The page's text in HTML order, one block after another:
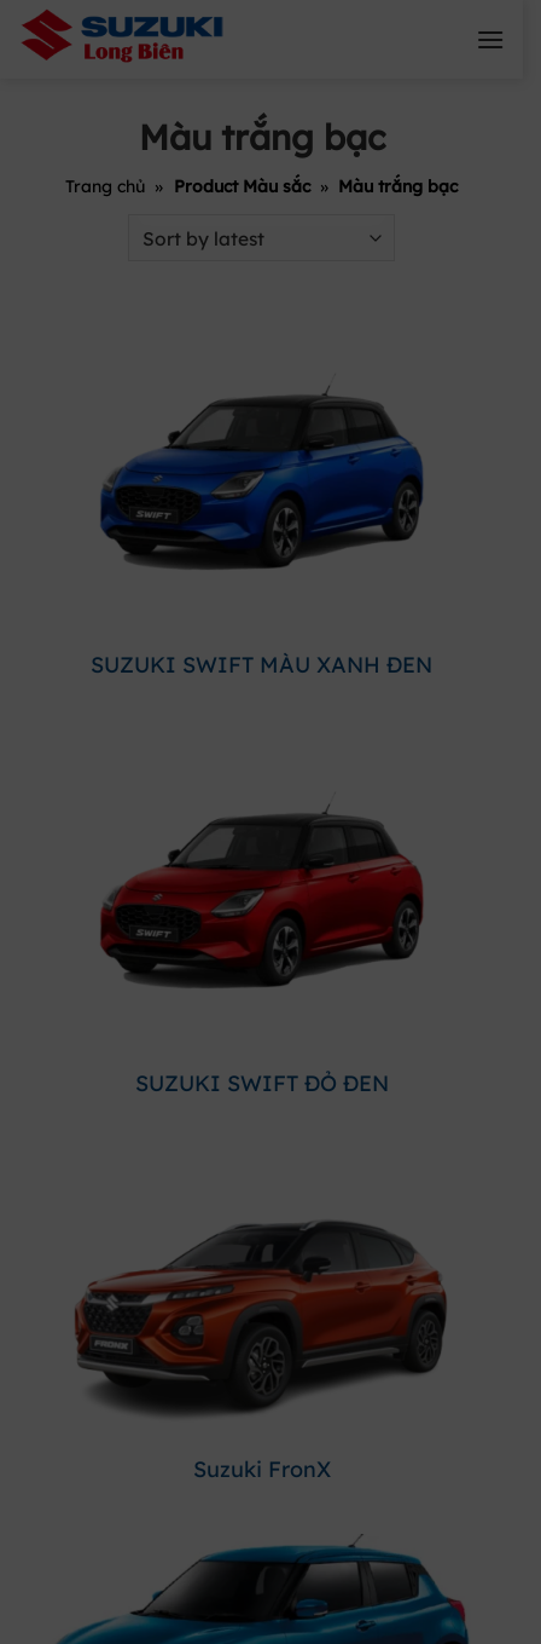
Skip
Màu trắng bạc
Trang chủ » Product Màu sắc » Màu trắng bạc
SUZUKI SWIFT MÀU XANH ĐEN
SUZUKI SWIFT ĐỎ ĐEN
Suzuki FronX